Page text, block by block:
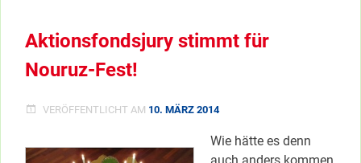
ZUR
OSTERFEIER
…
Aktionsfondsjury stimmt für
Nouruz-Fest!
VERÖFFENTLICHT AM 10. MÄRZ 2014
Wie hätte es denn